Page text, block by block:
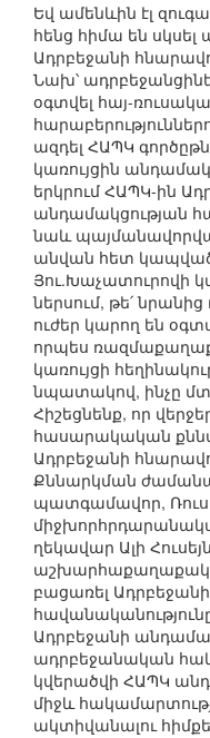
Եվ ամենևին էլ
հենց հիմա են
Ադրբեջանի
Նախ՝
օգտվել հայ-
ազդել ՀԱՊԿ
կառույցին
երկրում ՀԱՊԿ-ին
անդամակցության
նաև
անվան հետ
Յու.Խաչատուրովի
ներսում, թե՛
ուժեր կարող են
որպես
կառույցի
նպատակով, ինչը
Հիշեցնենք, որ
հասարակական
Ադրբեջանի
Քննարկման
պատգամավոր,
ղեկավար Ալի
բացառել
Ադրբեջանի
ադրբեջանական
կվերածվի ՀԱՊԿ
միջև
ակտիվանալու